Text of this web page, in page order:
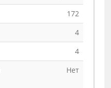
172
4
4
Нет